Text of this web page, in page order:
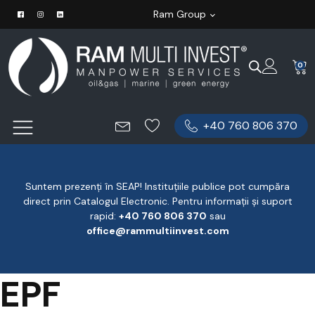
Ram Group
0
+40 760 806 370
Suntem prezenți în SEAP! Instituțiile publice pot cumpăra
direct prin Catalogul Electronic. Pentru informații și suport
rapid: ‪+40 760 806 370 ‬ sau
office@rammultiinvest.com
EPF